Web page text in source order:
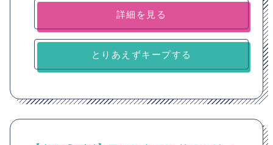
詳細を見る
とりあえずキープする